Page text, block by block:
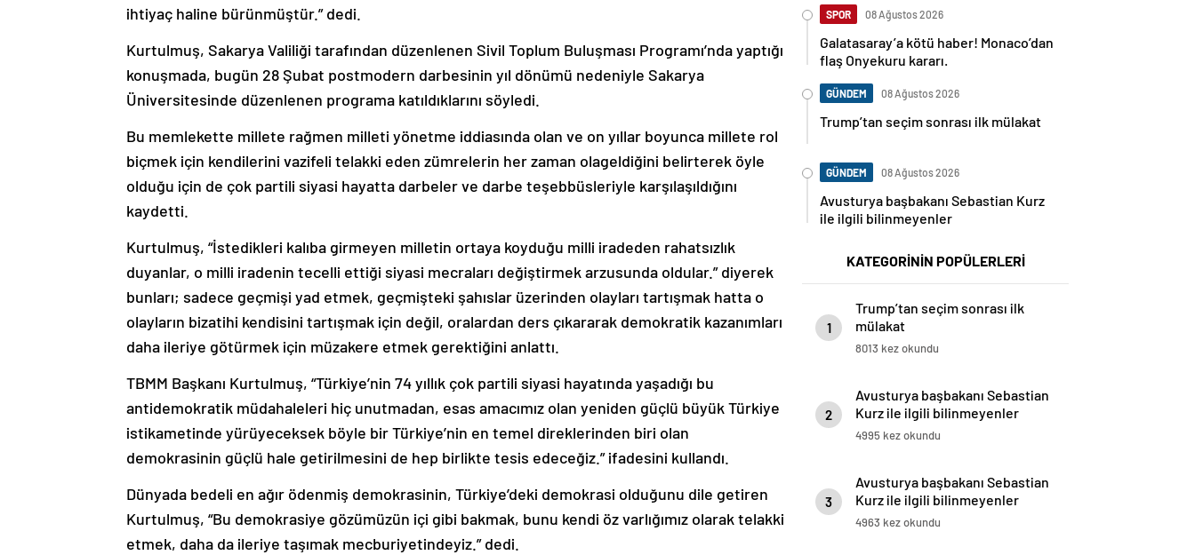
ihtiyaç haline bürünmüştür.” dedi.
Kurtulmuş, Sakarya Valiliği tarafından düzenlenen Sivil Toplum Buluşması Programı’nda yaptığı
konuşmada, bugün 28 Şubat postmodern darbesinin yıl dönümü nedeniyle Sakarya
Üniversitesinde düzenlenen programa katıldıklarını söyledi.
Bu memlekette millete rağmen milleti yönetme iddiasında olan ve on yıllar boyunca millete rol
biçmek için kendilerini vazifeli telakki eden zümrelerin her zaman olageldiğini belirterek öyle
olduğu için de çok partili siyasi hayatta darbeler ve darbe teşebbüsleriyle karşılaşıldığını
kaydetti.
Kurtulmuş, “İstedikleri kalıba girmeyen milletin ortaya koyduğu milli iradeden rahatsızlık
duyanlar, o milli iradenin tecelli ettiği siyasi mecraları değiştirmek arzusunda oldular.” diyerek
bunları; sadece geçmişi yad etmek, geçmişteki şahıslar üzerinden olayları tartışmak hatta o
olayların bizatihi kendisini tartışmak için değil, oralardan ders çıkararak demokratik kazanımları
daha ileriye götürmek için müzakere etmek gerektiğini anlattı.
TBMM Başkanı Kurtulmuş, “Türkiye’nin 74 yıllık çok partili siyasi hayatında yaşadığı bu
antidemokratik müdahaleleri hiç unutmadan, esas amacımız olan yeniden güçlü büyük Türkiye
istikametinde yürüyeceksek böyle bir Türkiye’nin en temel direklerinden biri olan
demokrasinin güçlü hale getirilmesini de hep birlikte tesis edeceğiz.” ifadesini kullandı.
Dünyada bedeli en ağır ödenmiş demokrasinin, Türkiye’deki demokrasi olduğunu dile getiren
Kurtulmuş, “Bu demokrasiye gözümüzün içi gibi bakmak, bunu kendi öz varlığımız olarak telakki
etmek, daha da ileriye taşımak mecburiyetindeyiz.” dedi.
SPOR 08 Ağustos 2026
Galatasaray’a kötü haber! Monaco’dan
flaş Onyekuru kararı.
GÜNDEM 08 Ağustos 2026
Trump’tan seçim sonrası ilk mülakat
GÜNDEM 08 Ağustos 2026
Avusturya başbakanı Sebastian Kurz
ile ilgili bilinmeyenler
KATEGORİNİN POPÜLERLERİ
1
Trump’tan seçim sonrası ilk
mülakat
8013 kez okundu
2
Avusturya başbakanı Sebastian
Kurz ile ilgili bilinmeyenler
4995 kez okundu
3
Avusturya başbakanı Sebastian
Kurz ile ilgili bilinmeyenler
4963 kez okundu